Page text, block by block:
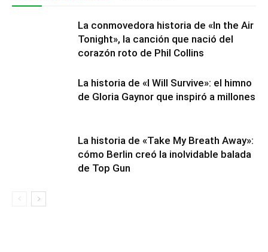
La conmovedora historia de «In the Air
Tonight», la canción que nació del
corazón roto de Phil Collins
La historia de «I Will Survive»: el himno
de Gloria Gaynor que inspiró a millones
La historia de «Take My Breath Away»:
cómo Berlin creó la inolvidable balada
de Top Gun